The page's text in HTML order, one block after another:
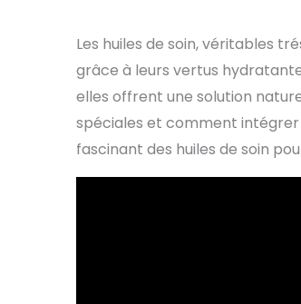
Les huiles de soin, véritables
grâce à leurs vertus
elles offrent une solution
spéciales et comment intégrer
fascinant des huiles de soin